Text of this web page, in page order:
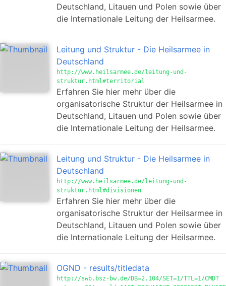
Deutschland, Litauen und Polen sowie über
die Internationale Leitung der Heilsarmee.
Leitung und Struktur - Die Heilsarmee in
Deutschland
http://www.heilsarmee.de/leitung-und-
struktur.html#territorial
Erfahren Sie hier mehr über die
organisatorische Struktur der Heilsarmee in
Deutschland, Litauen und Polen sowie über
die Internationale Leitung der Heilsarmee.
Leitung und Struktur - Die Heilsarmee in
Deutschland
http://www.heilsarmee.de/leitung-und-
struktur.html#divisionen
Erfahren Sie hier mehr über die
organisatorische Struktur der Heilsarmee in
Deutschland, Litauen und Polen sowie über
die Internationale Leitung der Heilsarmee.
OGND - results/titledata
http://swb.bsz-bw.de/DB=2.104/SET=1/TTL=1/CMD?